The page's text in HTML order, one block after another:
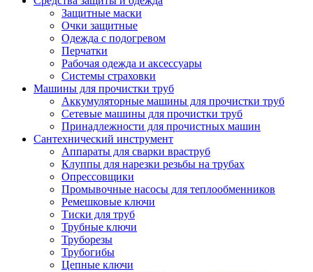
Защитные маски
Очки защитные
Одежда с подогревом
Перчатки
Рабочая одежда и аксессуары
Системы страховки
Машины для прочистки труб
Аккумуляторные машины для прочистки труб
Сетевые машины для прочистки труб
Принадлежности для прочистных машин
Сантехнический инструмент
Аппараты для сварки враструб
Клуппы для нарезки резьбы на трубах
Опрессовщики
Промывочные насосы для теплообменников
Ремешковые ключи
Тиски для труб
Трубные ключи
Труборезы
Трубогибы
Цепные ключи